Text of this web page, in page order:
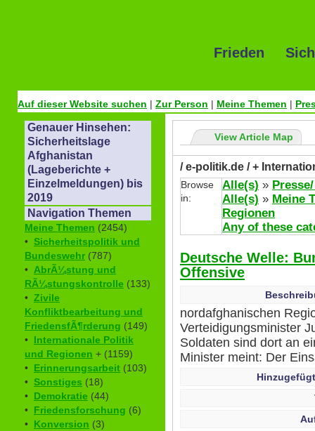
Frieden
Auf dieser Website suchen | Zur Person | Meine Themen |
Genauer Hinsehen:
Sicherheitslage
Afghanistan
(Lageberichte +
Einzelmeldungen) bis
2019
Navigation Themen
Meine Themen (2454)
• Sicherheitspolitik und
Bundeswehr (787)
• AbrÃ¼stung und
RÃ¼stungskontrolle (133)
• Zivile
Konfliktbearbeitung und
FriedensfÃ¶rderung (149)
• Internationale Politik
und Regionen + (1159)
• Erinnerungsarbeit (103)
• Sonstiges (18)
• Demokratie (44)
• Friedensforschung (6)
• Konversion (3)
View Article Map
/ e-politik.de / +
Browse
in:
Alle(s) »
Alle(s) » Meine
Regionen
Any of these
Deutsche Welle:
Offensive
nordafghanischen
Verteidigungsminister
Soldaten sind dort an
Minister meint: Der